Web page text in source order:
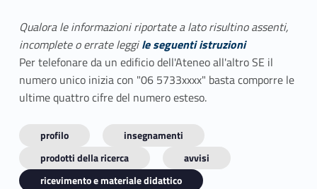
Qualora le informazioni riportate a lato risultino assenti,
incomplete o errate leggile seguenti istruzioni
Per telefonare da un edificio dell'Ateneo all'altro SE il
numero unico inizia con "06 5733xxxx" basta comporre le
ultime quattro cifre del numero esteso.
profilo
insegnamenti
prodotti della ricerca
avvisi
ricevimento e materiale didattico